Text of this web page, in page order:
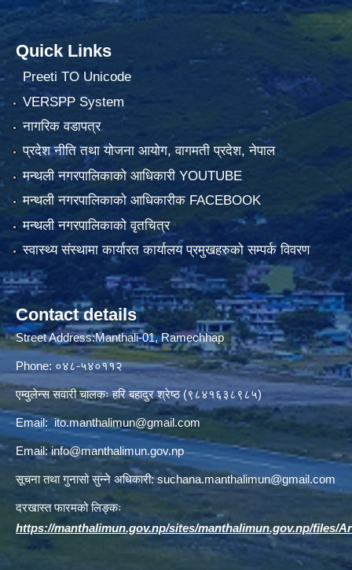
Quick Links
Preeti TO Unicode
VERSPP System
नागरिक वडापत्र
प्रदेश नीति तथा योजना आयोग, वागमती प्रदेश, नेपाल
मन्थली नगरपालिकाको आधिकारी YOUTUBE
मन्थली नगरपालिकाको आधिकारीक FACEBOOK
मन्थली नगरपालिकाको वृतचित्र
स्वास्थ्य संस्थामा कार्यारत कार्यालय प्रमुखहरुको सम्पर्क विवरण
Contact details
Street Address:Manthali-01, Ramechhap
Phone: ०४८-५४०११२
एम्वुलेन्स सवारी चालकः हरि बहादुर श्रेष्ठ (९८४१६३८९८५)
Email:ito.manthalimun@gmail.com
Email:info@manthalimun.gov.np
सूचना तथा गुनासो सुन्ने अधिकारी:suchana.manthalimun@gmail.com
दरखास्त फारमको लिङ्कः
https://manthalimun.gov.np/sites/manthalimun.gov.np/files/